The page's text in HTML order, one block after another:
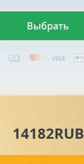
Выбрать
14182RUB